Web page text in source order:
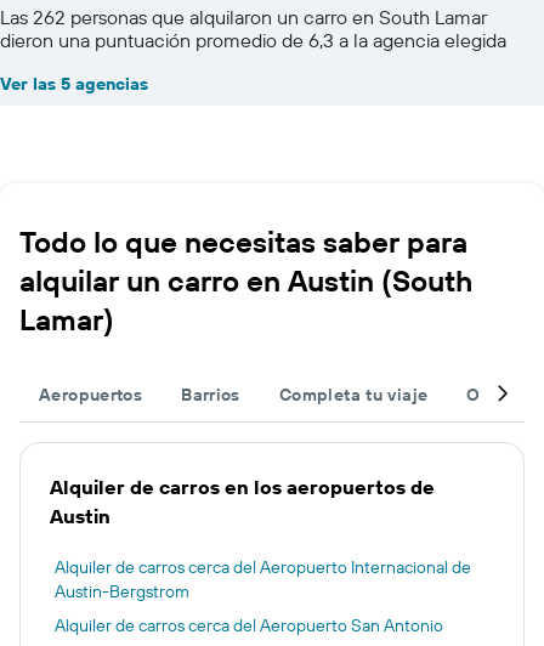
Las 262 personas que alquilaron un carro en South Lamar
dieron una puntuación promedio de 6,3 a la agencia elegida
Ver las 5 agencias
Todo lo que necesitas saber para
alquilar un carro en Austin (South
Lamar)
Aeropuertos Barrios Completa tu viaje Otros
Alquiler de carros en los aeropuertos de
Austin
Alquiler de carros cerca del Aeropuerto Internacional de
Austin-Bergstrom
Alquiler de carros cerca del Aeropuerto San Antonio